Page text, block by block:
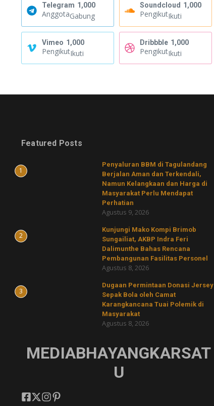
Telegram 1,000
AnggotaGabung
Soundcloud 1,000
PengikutIkuti
Vimeo 1,000
PengikutIkuti
Dribbble 1,000
PengikutIkuti
Featured Posts
1
Penyaluran BBM di Tagulandang
Berjalan Aman dan Terkendali,
Namun Kelangkaan dan Harga di
Masyarakat Perlu Mendapat
Perhatian
Agustus 9, 2026
2
Kunjungi Mako Kompi Brimob
Sungailiat, AKBP Indra Feri
Dalimunthe Bahas Rencana
Pembangunan Fasilitas Personel
Agustus 8, 2026
3
‎Dugaan Permintaan Donasi Jersey
Sepak Bola oleh Camat
Karangkancana Tuai Polemik di
Masyarakat
Agustus 8, 2026
MEDIABHAYANGKARSAT
U